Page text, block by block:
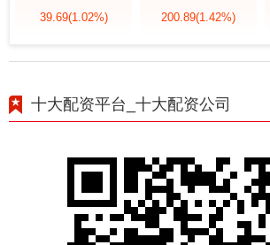
39.69(1.02%) 200.89(1.42%)
十大配资平台_十大配资公司